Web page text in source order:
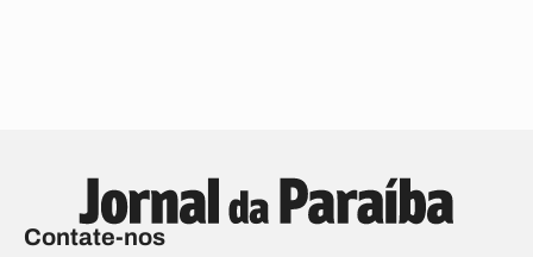
Contate-nos